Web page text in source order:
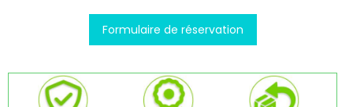
Formulaire de réservation